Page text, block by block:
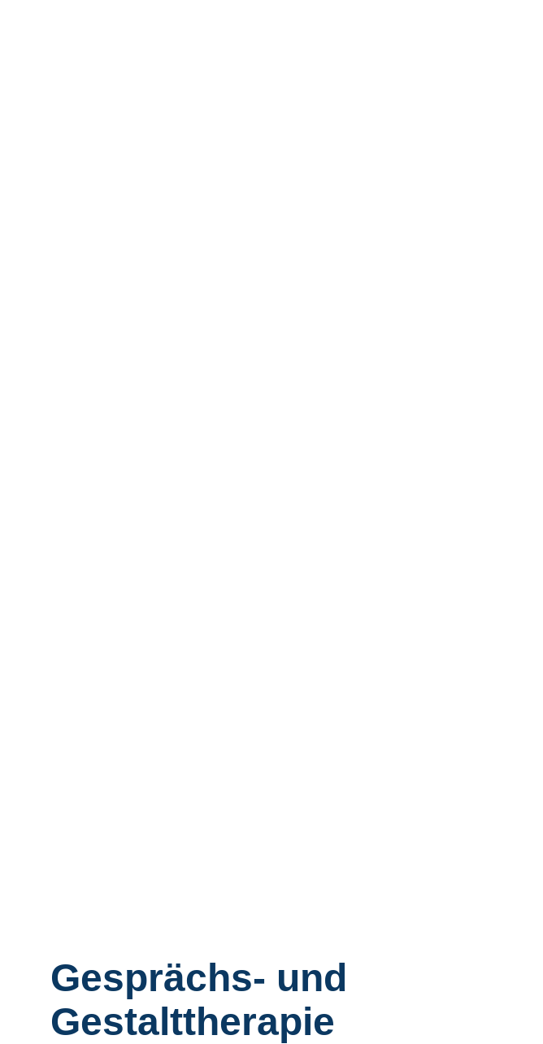
Gesprächs- und
Gestalttherapie